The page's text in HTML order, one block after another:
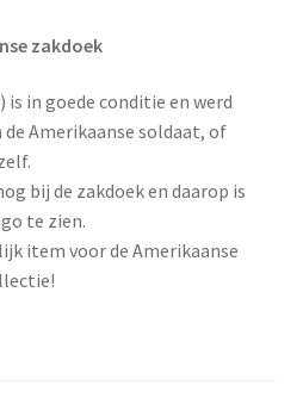
zakdoek
is in goede conditie en werd
Amerikaanse soldaat, of
bij de zakdoek en daarop is
te zien.
item voor de Amerikaanse